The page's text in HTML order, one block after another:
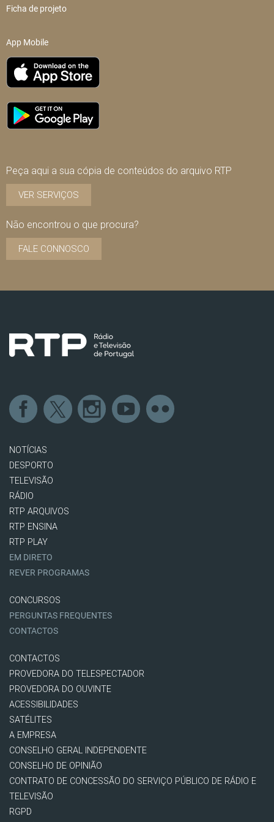
Ficha de projeto
App Mobile
Peça aqui a sua cópia de conteúdos do arquivo RTP
VER SERVIÇOS
Não encontrou o que procura?
FALE CONNOSCO
NOTÍCIAS
DESPORTO
TELEVISÃO
RÁDIO
RTP ARQUIVOS
RTP ENSINA
RTP PLAY
EM DIRETO
REVER PROGRAMAS
CONCURSOS
PERGUNTAS FREQUENTES
CONTACTOS
CONTACTOS
PROVEDORA DO TELESPECTADOR
PROVEDORA DO OUVINTE
ACESSIBILIDADES
SATÉLITES
A EMPRESA
CONSELHO GERAL INDEPENDENTE
CONSELHO DE OPINIÃO
CONTRATO DE CONCESSÃO DO SERVIÇO PÚBLICO DE RÁDIO E
TELEVISÃO
RGPD